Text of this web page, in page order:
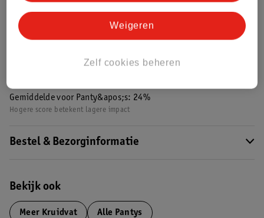
Rood (-) = hoge impact op het milieu.
Groen (+) = lage impact op het milieu.
Gebaseerd op wereldwijde
Gemiddelde voor Panty&apos;s: 24%
Hogere score betekent lagere impact
Bestel & Bezorginformatie
Bekijk ook
Meer Kruidvat Alle Pantys
Zelf cookies beheren
Weigeren